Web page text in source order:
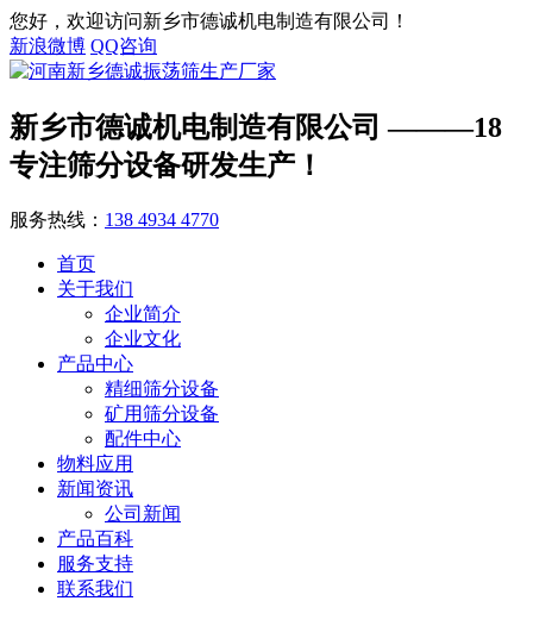
您好，欢迎访问新乡市德诚机电制造有限公司！
新浪微博 QQ咨询
新乡市德诚机电制造有限公司 ———18
专注筛分设备研发生产！
服务热线： 138 4934 4770
首页
关于我们
企业简介
企业文化
产品中心
精细筛分设备
矿用筛分设备
配件中心
物料应用
新闻资讯
公司新闻
产品百科
服务支持
联系我们